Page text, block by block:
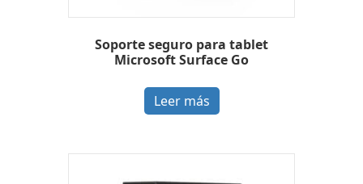
Soporte seguro para tablet
Microsoft Surface Go
Leer más